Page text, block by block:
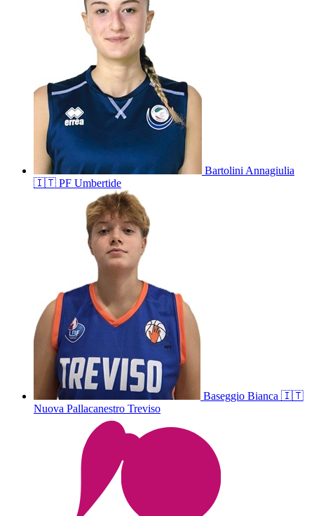
Bartolini Annagiulia
🇮🇹 PF Umbertide
Baseggio Bianca 🇮🇹
Nuova Pallacanestro Treviso